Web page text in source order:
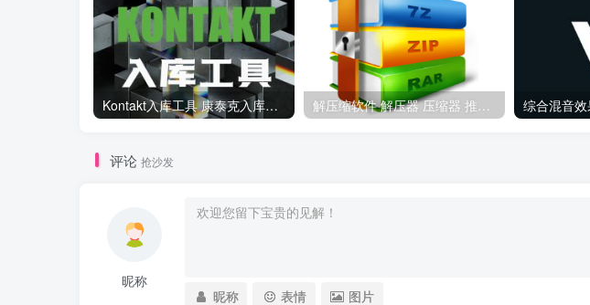
Kontakt入库工具 康泰克入库教程
评论 抢沙发
昵称
昵称 表情 图片